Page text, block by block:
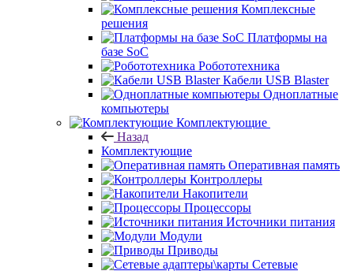
Комплексные
решения
Платформы на
базе SoC
Робототехника
Кабели USB Blaster
Одноплатные
компьютеры
Комплектующие
Назад
Комплектующие
Оперативная память
Контроллеры
Накопители
Процессоры
Источники питания
Модули
Приводы
Сетевые